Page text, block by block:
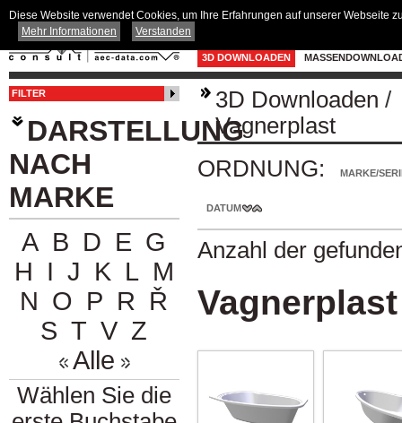
3D DOWNLOADEN
FILTER
DARSTELLUNG
NACH
MARKE
A B D E G
H I J K L M
N O P R Ř
S T V Z
Alle
Wählen Sie die
3D Downloaden /
Vagnerplast
ORDNUNG:
MARKE/
DATUM
Anzahl der
Vagnerplast
Diese Website verwendet Cookies, um Ihre Erfahrungen auf unserer Webseite
Mehr Informationen
Verstanden